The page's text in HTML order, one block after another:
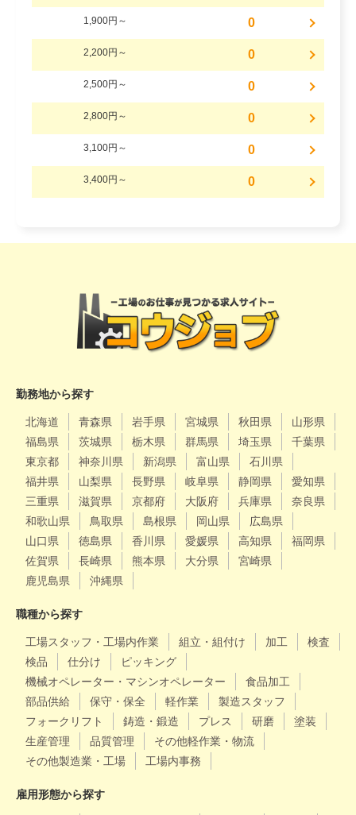
1,900円～ 0
2,200円～ 0
2,500円～ 0
2,800円～ 0
3,100円～ 0
3,400円～ 0
勤務地から探す
北海道 青森県 岩手県 宮城県 秋田県
山形県
福島県
茨城県 栃木県 群馬県 埼玉県
千葉県
東京都
神奈川県 新潟県 富山県
石川県
福井県
山梨県 長野県 岐阜県 静岡県
愛知県
三重県
滋賀県 京都府 大阪府 兵庫県
奈良県
和歌山県
鳥取県 島根県 岡山県
広島県
山口県
徳島県 香川県 愛媛県 高知県
福岡県
佐賀県
長崎県 熊本県 大分県
宮崎県
鹿児島県
沖縄県
職種から探す
工場スタッフ・工場内作業 組立・組付け 加工
検査
検品
仕分け
ピッキング
機械オペレーター・マシンオペレーター
食品加工
部品供給
保守・保全 軽作業
製造スタッフ
フォークリフト
鋳造・鍛造 プレス 研磨
塗装
生産管理
品質管理
その他軽作業・物流
その他製造業・工場
工場内事務
雇用形態から探す